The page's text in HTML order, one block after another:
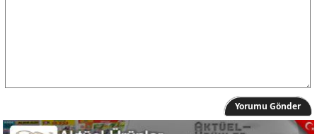
Yorumu Gönder